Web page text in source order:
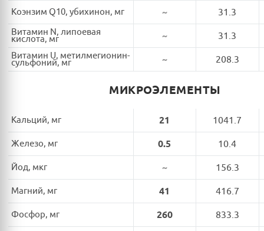
Коэнзим Q10, убихинон, мг ~ 31.3
Витамин N, липоевая
кислота, мг ~ 31.3
Витамин U, метилмегионин-
сульфоний, мг ~ 208.3
МИКРОЭЛЕМЕНТЫ
Кальций, мг 21 1041.7
Железо, мг 0.5 10.4
Йод, мкг ~ 156.3
Магний, мг 41 416.7
Фосфор, мг 260 833.3